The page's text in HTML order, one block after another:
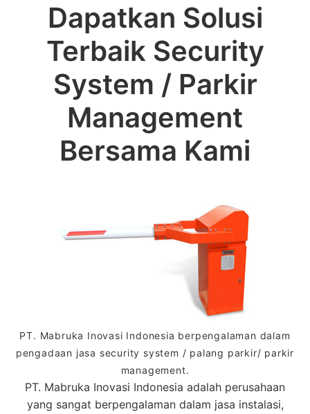
Dapatkan Solusi
Terbaik Security
System / Parkir
Management
Bersama Kami
PT. Mabruka Inovasi Indonesia berpengalaman dalam
pengadaan jasa security system / palang parkir/ parkir
management.
PT. Mabruka Inovasi Indonesia adalah perusahaan
yang sangat berpengalaman dalam jasa instalasi,